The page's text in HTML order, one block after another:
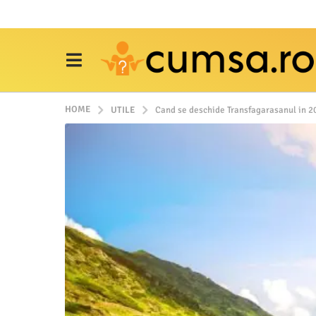
HOME UTILE Cand se deschide Transfagarasanul in